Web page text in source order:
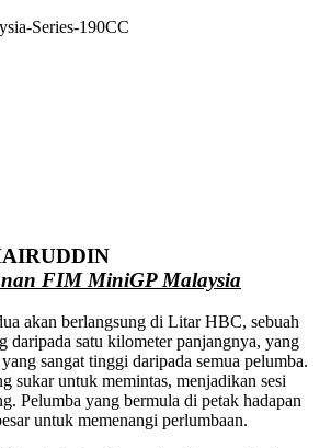
FIM MiniGP Malaysia
akan berlangsung di Litar HBC, sebuah
daripada satu kilometer panjangnya, yang
sangat tinggi daripada semua pelumba.
sukar untuk memintas, menjadikan sesi
Pelumba yang bermula di petak hadapan
untuk memenangi perlumbaan.